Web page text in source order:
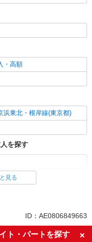
・高額
浜東北・根岸線(東京都)
を探す
求人を探す
を探す
・高額
見る
ID：AE0806849663
ト・パートを探す